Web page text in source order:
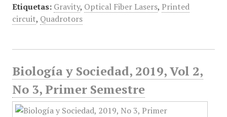
Etiquetas: Gravity, Optical Fiber Lasers, Printed
circuit, Quadrotors
Biología y Sociedad, 2019, Vol 2,
No 3, Primer Semestre